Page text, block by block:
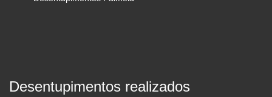
Desentupimentos realizados